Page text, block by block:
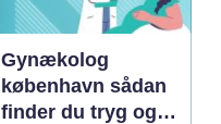
Gynækolog
københavn sådan
finder du tryg og